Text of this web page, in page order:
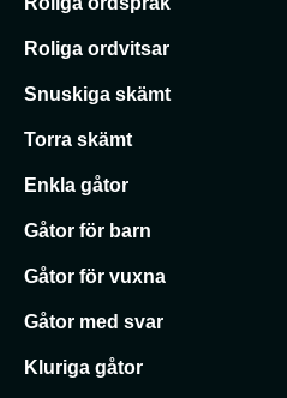
Roliga ordvitsar
Snuskiga skämt
Torra skämt
Enkla gåtor
Gåtor för barn
Gåtor för vuxna
Gåtor med svar
Kluriga gåtor